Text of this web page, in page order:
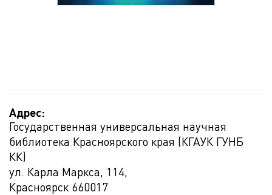
Адрес:
Государственная универсальная научная
библиотека Красноярского края (КГАУК ГУНБ
КК)
ул. Карла Маркса, 114,
Красноярск 660017